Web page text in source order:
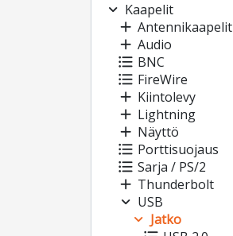
expand_more Kaapelit
add Antennikaapelit
add Audio
format_list_bulleted BNC
format_list_bulleted FireWire
add Kiintolevy
add Lightning
add Näyttö
format_list_bulleted Porttisuojaus
format_list_bulleted Sarja / PS/2
add Thunderbolt
expand_more USB
expand_more Jatko